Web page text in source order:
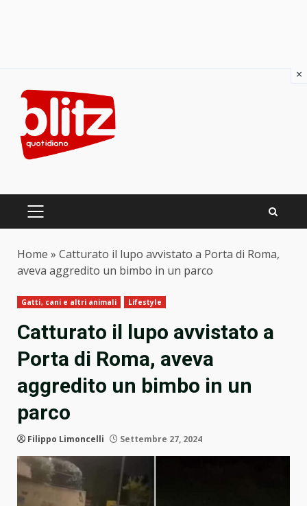
content
PRIMARY
Home » Catturato il lupo avvistato a Porta di Roma,
aveva aggredito un bimbo in un parco
Gatti, cani e altri animali Lifestyle
Catturato il lupo avvistato a
Porta di Roma, aveva
aggredito un bimbo in un
parco
Filippo Limoncelli Settembre 27, 2024
×